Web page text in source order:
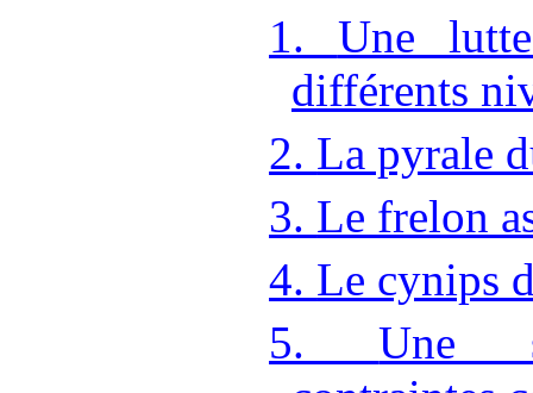
1. Une
différents
2. La pyrale
3. Le frelon
4. Le cynips
5.Une